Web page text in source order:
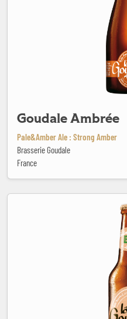
Goudale Ambrée
Pale&Amber Ale : Strong Amber
Brasserie Goudale
France